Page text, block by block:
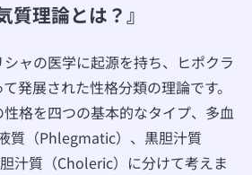
質理論とは？』
ャの医学に起源を持ち、ヒポクラ
発展された性格分類の理論です。
格を四つの基本的なタイプ、多血
質（Phlegmatic）、黒胆汁質
汁質（Choleric）に分けて考えま